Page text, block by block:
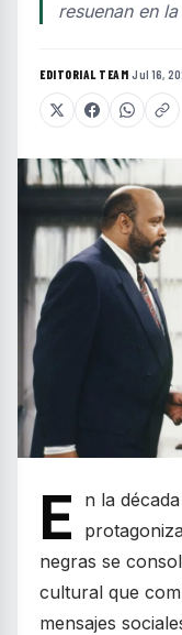
resuenan en
EDITORIAL TEAM·Jul 16,
E
n la
negras se
cultural que
mensajes